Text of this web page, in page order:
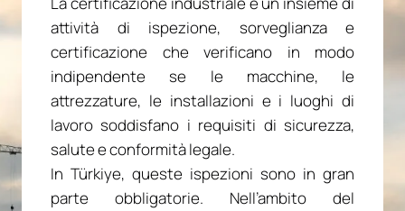
attività di ispezione, sorveglianza e
certificazione che verificano in modo
indipendente se le macchine, le
attrezzature, le installazioni e i luoghi di
lavoro soddisfano i requisiti di sicurezza,
salute e conformità legale.
In Türkiye, queste ispezioni sono in gran
parte obbligatorie. Nell’ambito del